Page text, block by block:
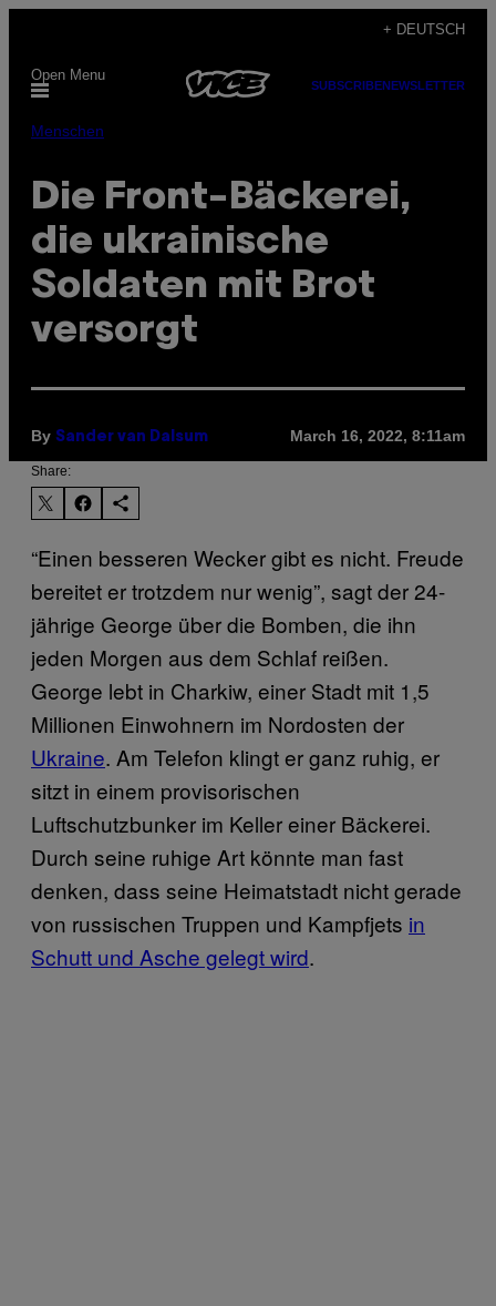
content
+ DEUTSCH
Open Menu
SUBSCRIBENEWSLETTER
Menschen
Die Front-Bäckerei,
die ukrainische
Soldaten mit Brot
versorgt
By Sander van Dalsum March 16, 2022, 8:11am
Share:
“Einen besseren Wecker gibt es nicht. Freude
bereitet er trotzdem nur wenig”, sagt der 24-
jährige George über die Bomben, die ihn
jeden Morgen aus dem Schlaf reißen.
George lebt in Charkiw, einer Stadt mit 1,5
Millionen Einwohnern im Nordosten der
Ukraine. Am Telefon klingt er ganz ruhig, er
sitzt in einem provisorischen
Luftschutzbunker im Keller einer Bäckerei.
Durch seine ruhige Art könnte man fast
denken, dass seine Heimatstadt nicht gerade
von russischen Truppen und Kampfjets in
Schutt und Asche gelegt wird.